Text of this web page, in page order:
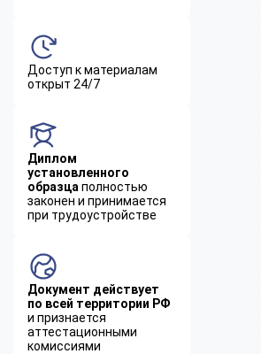
Доступ к материалам
открыт 24/7
Диплом
установленного
образца полностью
законен и принимается
при трудоустройстве
Документ действует
по всей территории РФ
и признается
аттестационными
комиссиями